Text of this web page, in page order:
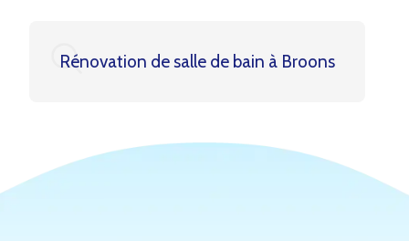
Rénovation de salle de bain à Broons